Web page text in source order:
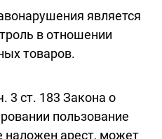
является
в отношении
товаров.
3 ст. 183 Закона о
пользование
наложен арест, может